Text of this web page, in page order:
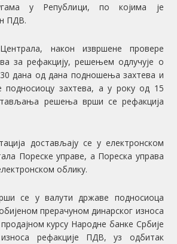
у Републици, по којима је
ПДВ.
након извршене провере
за рефакцију, решењем одлучује о
дана од дана подношења захтева и
захтева, а у року од 15
решења врши се рефакција
достављају се у електронском
Пореске управе, а Пореска управа
облику.
се у валути државе подносиоца
прерачуном динарског износа
курсу Народне банке Србије
рефакције ПДВ, уз одбитак